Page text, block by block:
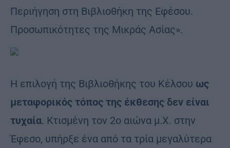
Περιήγηση στη Βιβλιοθήκη της Εφέσου.
Προσωπικότητες της Μικράς Ασίας».
Η επιλογή της Βιβλιοθήκης του Κέλσου ως
μεταφορικός τόπος της έκθεσης δεν είναι
τυχαία. Κτισμένη τον 2ο αιώνα μ.Χ. στην
Έφεσο, υπήρξε ένα από τα τρία μεγαλύτερα